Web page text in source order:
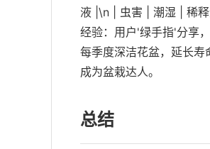
液 |\n | 虫害 | 潮湿 | 稀
经验：用户'绿手指'分享
每季度深洁花盆，延长
成为盆栽达人。
总结